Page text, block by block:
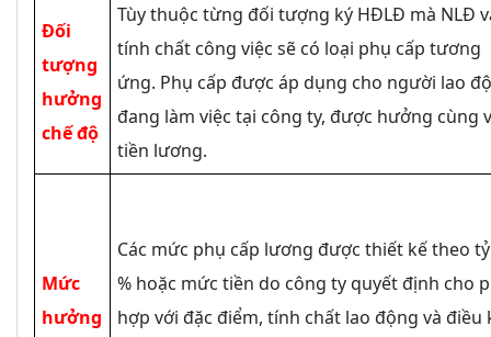
Đối
tượng
hưởng
chế độ
Tùy thuộc từng đối tượng ký HĐLĐ mà NLĐ
tính chất công việc sẽ có loại phụ cấp tương
ứng. Phụ cấp được áp dụng cho người lao
đang làm việc tại công ty, được hưởng cùng
tiền lương.
Mức
hưởng
Các mức phụ cấp lương được thiết kế theo
% hoặc mức tiền do công ty quyết định cho
hợp với đặc điểm, tính chất lao động và điều